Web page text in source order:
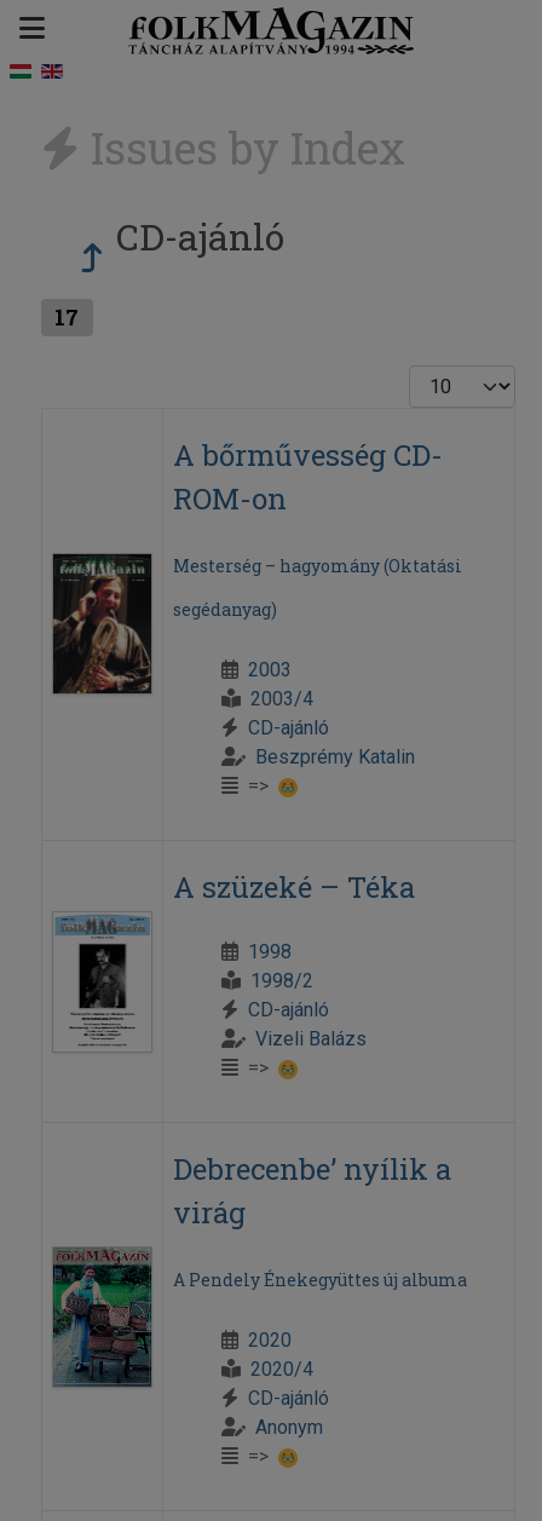
Issues by Index
CD-ajánló
17
Display #
A bőrművesség CD-
ROM-on
Mesterség – hagyomány (Oktatási
segédanyag)
2003
2003/4
CD-ajánló
Beszprémy Katalin
=>
A szüzeké – Téka
1998
1998/2
CD-ajánló
Vizeli Balázs
=>
Debrecenbe’ nyílik a
virág
A Pendely Énekegyüttes új albuma
2020
2020/4
CD-ajánló
Anonym
=>